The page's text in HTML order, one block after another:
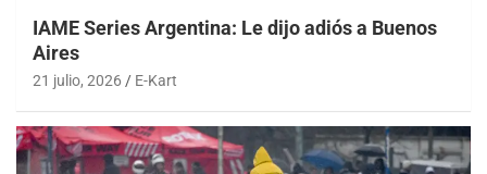
IAME Series Argentina: Le dijo adiós a Buenos
Aires
21 julio, 2026 E-Kart